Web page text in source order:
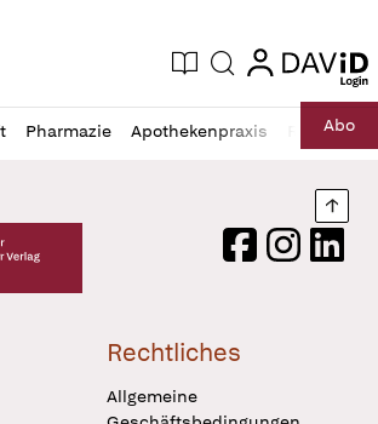
Zeitung
Aktuelle Ausgabe
Suche login
login
Pharmazie Apothekenpraxis RechtAbo
Verlag Logo
FacebookInstagram
Rechtliches
Allgemeine